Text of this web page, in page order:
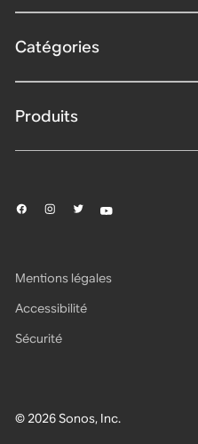
Catégories
Produits
© 2026 Sonos, Inc.
Mentions légales
Accessibilité
Sécurité